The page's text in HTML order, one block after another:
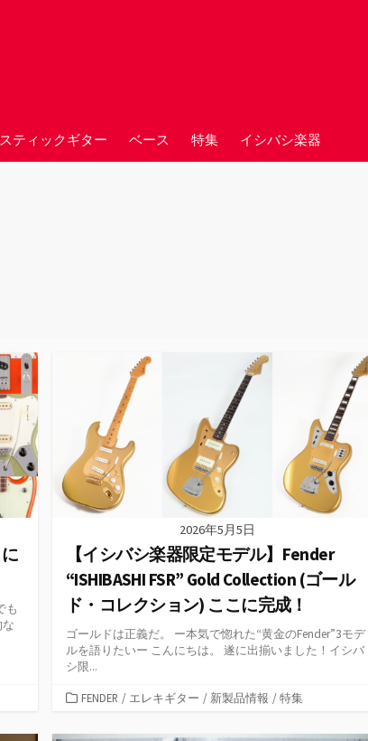
ティックギター ベース 特集 イシバシ楽器
も
2026年5月5日
【イシバシ楽器限定モデル】Fender
“ISHIBASHI FSR” Gold Collection (ゴール
ド・コレクション) ここに完成！
ゴールドは正義だ。 ー本気で惚れた“黄金のFender”3モデ
ルを語りたいー こんにちは。 遂に出揃いました！イシバ
シ限...
カ
ゴ
FENDER / エレキギター / 新製品情報 / 特集